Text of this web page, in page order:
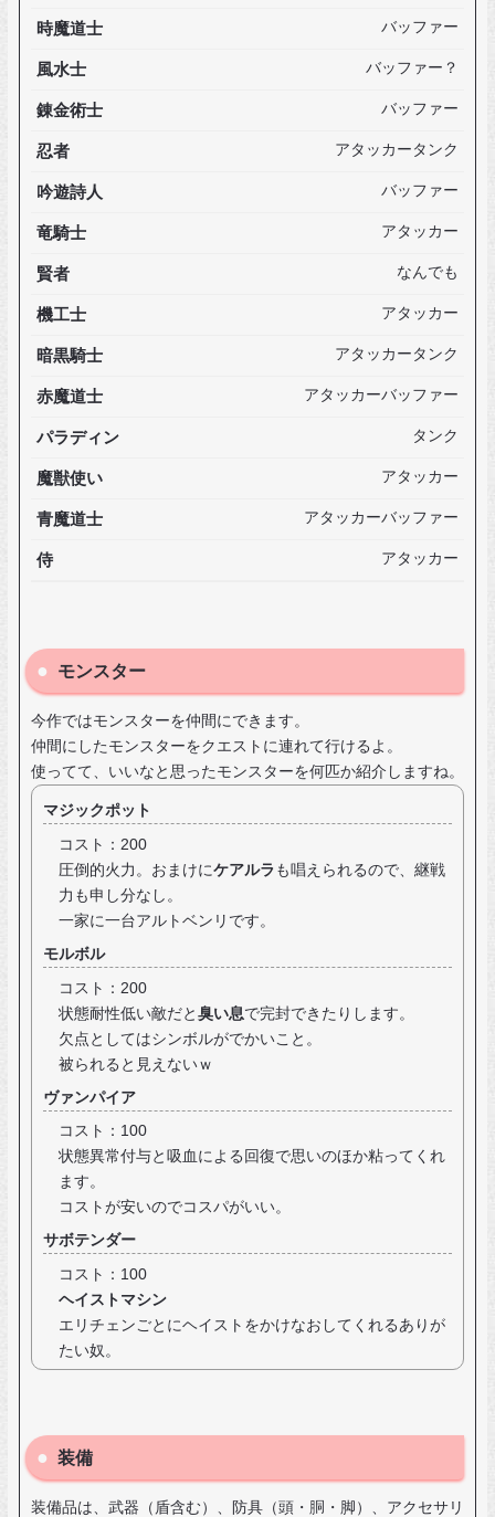
時魔道士 バッファー
風水士 バッファー？
錬金術士 バッファー
忍者 アタッカータンク
吟遊詩人 バッファー
竜騎士 アタッカー
賢者 なんでも
機工士 アタッカー
暗黒騎士 アタッカータンク
赤魔道士 アタッカーバッファー
パラディン タンク
魔獣使い アタッカー
青魔道士 アタッカーバッファー
侍 アタッカー
モンスター
今作ではモンスターを仲間にできます。
仲間にしたモンスターをクエストに連れて行けるよ。
使ってて、いいなと思ったモンスターを何匹か紹介しますね。
マジックポット
コスト：200
圧倒的火力。おまけにケアルラ も唱えられるので、継戦
力も申し分なし。
一家に一台アルトベンリです。
モルボル
コスト：200
状態耐性低い敵だと 臭い息で完封できたりします。
欠点としてはシンボルがでかいこと。
被られると見えないｗ
ヴァンパイア
コスト：100
状態異常付与と吸血による回復で思いのほか粘ってくれ
ます。
コストが安いのでコスパがいい。
サボテンダー
コスト：100
ヘイストマシン
エリチェンごとにヘイストをかけなおしてくれるありが
たい奴。
装備
装備品は、武器（盾含む）、防具（頭・胴・脚）、アクセサリ